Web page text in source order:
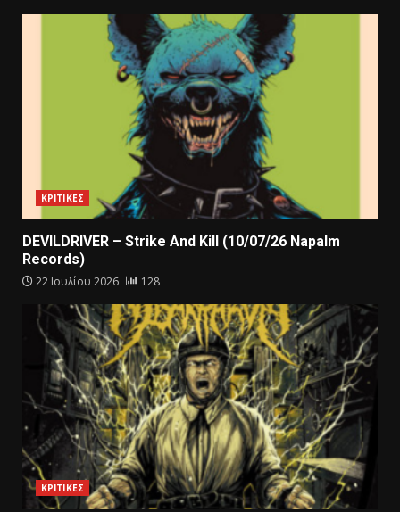
ΚΡΙΤΙΚΕΣ
DEVILDRIVER – Strike And Kill (10/07/26 Napalm
Records)
22 Ιουλίου 2026 128
ΚΡΙΤΙΚΕΣ